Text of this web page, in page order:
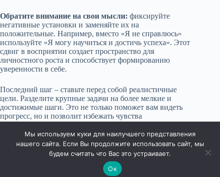
Обратите внимание на свои мысли: фиксируйте
негативные установки и заменяйте их на
положительные. Например, вместо «Я не справлюсь»
используйте «Я могу научиться и достичь успеха». Этот
сдвиг в восприятии создает пространство для
личностного роста и способствует формированию
уверенности в себе.
Последний шаг – ставьте перед собой реалистичные
цели. Разделите крупные задачи на более мелкие и
достижимые шаги. Это не только поможет вам видеть
прогресс, но и позволит избежать чувства
добавляет мотивации и уверенностью в своих силах.
Мы используем куки для наилучшего представления
нашего сайта. Если Вы продолжите использовать сайт, мы
будем считать что Вас это устраивает.
Ок